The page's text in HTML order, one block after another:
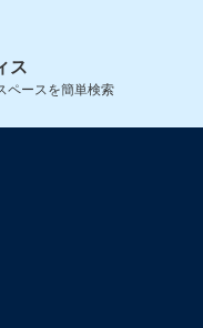
ス
ペースを簡単検索